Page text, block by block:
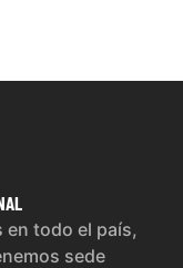
todo el país,
sede